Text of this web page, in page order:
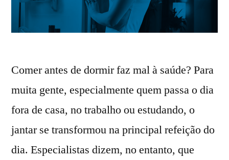
Comer antes de dormir faz mal à saúde? Para
muita gente, especialmente quem passa o dia
fora de casa, no trabalho ou estudando, o
jantar se transformou na principal refeição do
dia. Especialistas dizem, no entanto, que